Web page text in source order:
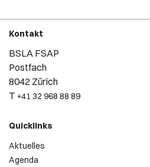
Kontakt
BSLA FSAP
Postfach
8042 Zürich
T +41 32 968 88 89
Quicklinks
Aktuelles
Agenda